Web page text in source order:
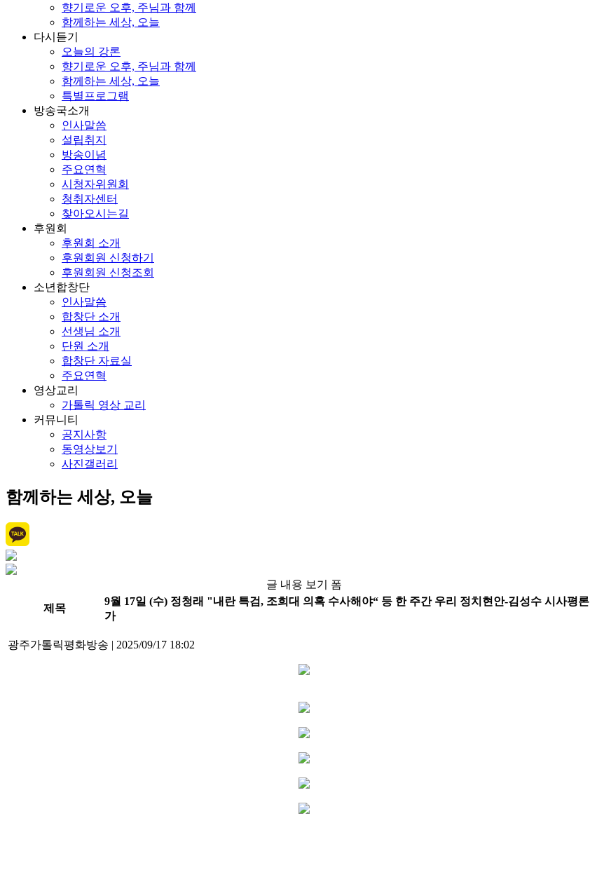
향기로운 오후, 주님과 함께
함께하는 세상, 오늘
다시듣기
오늘의 강론
향기로운 오후, 주님과 함께
함께하는 세상, 오늘
특별프로그램
방송국소개
인사말씀
설립취지
방송이념
주요연혁
시청자위원회
청취자센터
찾아오시는길
후원회
후원회 소개
후원회원 신청하기
후원회원 신청조회
소년합창단
인사말씀
합창단 소개
선생님 소개
단원 소개
합창단 자료실
주요연혁
영상교리
가톨릭 영상 교리
커뮤니티
공지사항
동영상보기
사진갤러리
함께하는 세상, 오늘
글 내용 보기 폼
제목
9월 17일 (수) 정청래 "내란 특검, 조희대 의혹 수사해야“ 등 한 주간 우리 정치현안-김성수 시사평론
가
광주가톨릭평화방송 | 2025/09/17 18:02